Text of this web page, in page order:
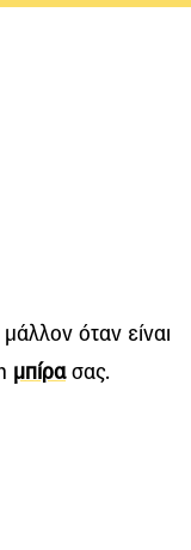
όταν είναι
μπίρασας.